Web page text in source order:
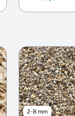
2-8 mm